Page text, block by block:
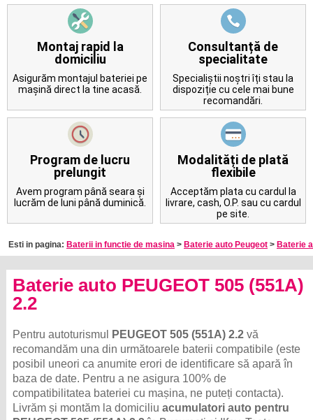
Contact
Montaj rapid la
domiciliu
Asigurăm montajul bateriei pe
mașină direct la tine acasă.
Consultanță de
specialitate
Specialiștii noștri îți stau la
dispoziție cu cele mai bune
recomandări.
Program de lucru
prelungit
Avem program până seara și
lucrăm de luni până duminică.
Modalități de plată
flexibile
Acceptăm plata cu cardul la
livrare, cash, O.P. sau cu cardul
pe site.
Esti in pagina: Baterii in functie de masina > Baterie auto Peugeot > Baterie
Baterie auto PEUGEOT 505 (551A)
2.2
Pentru autoturismul PEUGEOT 505 (551A) 2.2 vă
recomandăm una din următoarele baterii compatibile (este
posibil uneori ca anumite erori de identificare să apară în
baza de date. Pentru a ne asigura 100% de
compatibilitatea bateriei cu mașina, ne puteți contacta).
Livrăm și montăm la domiciliuacumulatori auto pentru